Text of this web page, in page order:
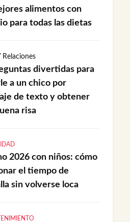
alimentos con
para todas las dietas
Relaciones
divertidas para
a un chico por
de texto y obtener
risa
2026 con niños: cómo
el tiempo de
sin volverse loca